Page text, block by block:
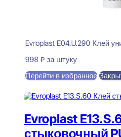
Evroplast E04.U.290 Клей
998 ₽ за штуку
Перейти в избранное
Evroplast
стыковочный